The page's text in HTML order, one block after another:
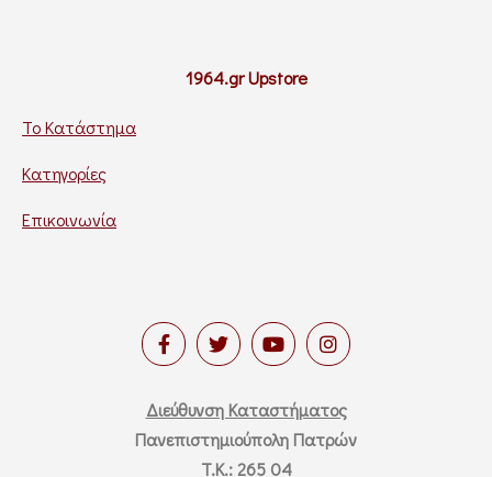
1964.gr Upstore
Το Κατάστημα
Κατηγορίες
Επικοινωνία
Διεύθυνση Καταστήματος
Πανεπιστημιούπολη Πατρών
T.K.: 265 04